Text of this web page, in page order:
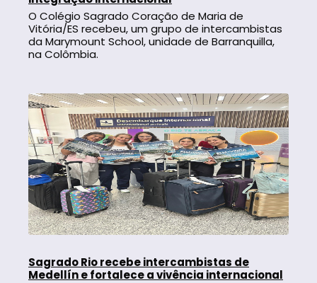
O Colégio Sagrado Coração de Maria de
Vitória/ES recebeu, um grupo de intercambistas
da Marymount School, unidade de Barranquilla,
na Colômbia.
Sagrado Rio recebe intercambistas de
Medellín e fortalece a vivência internacional